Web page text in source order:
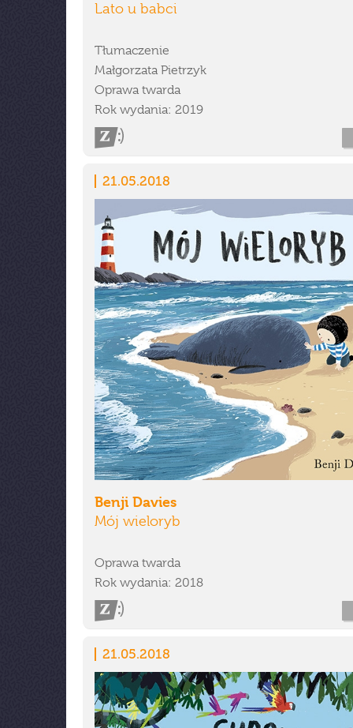
Lato u babci
Tłumaczenie
Małgorzata Pietrzyk
Oprawa twarda
Rok wydania: 2019
21.05.2018
Benji Davies
Mój wieloryb
Oprawa twarda
Rok wydania: 2018
21.05.2018